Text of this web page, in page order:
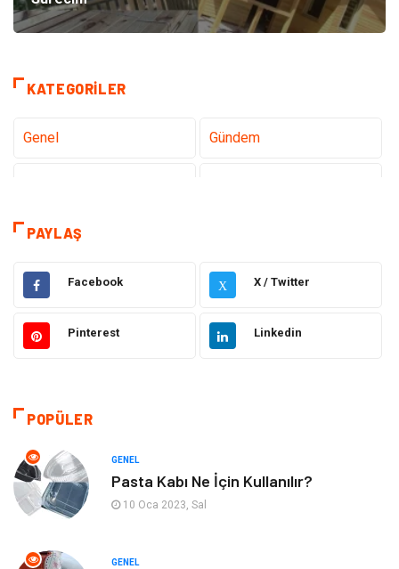
KATEGORILER
Genel Gündem
Tatil
Eğitim Gıda
Hukuk Elektrik Elektronik
Makine
Kültür
Güzellik & Bakım
Finans & Ekonomi
PAYLAŞ
Facebook X X / Twitter
Pinterest Linkedin
POPÜLER
GENEL
Pasta Kabı Ne İçin Kullanılır?
10 Oca 2023, Sal
GENEL